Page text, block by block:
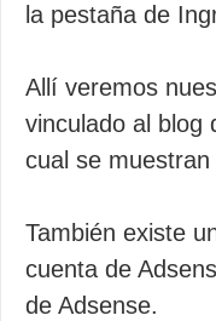
la pestaña de
Allí veremos
vinculado al blog
cual se
También existe
cuenta de
de Adsense.